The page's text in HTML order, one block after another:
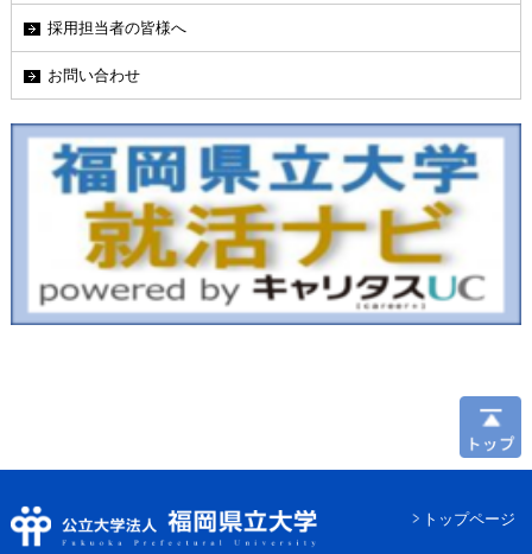
採用担当者の皆様へ
お問い合わせ
トップページ